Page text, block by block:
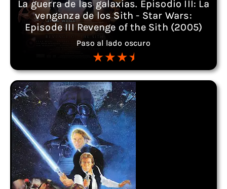
La guerra de las galaxias. Episodio III: La
venganza de los Sith - Star Wars:
Episode III Revenge of the Sith (2005)
Paso al lado oscuro